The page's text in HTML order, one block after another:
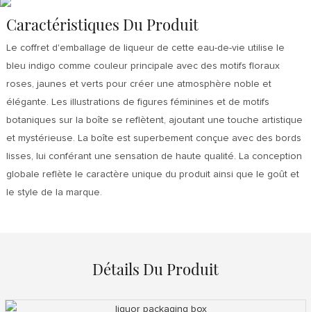
Caractéristiques Du Produit
Le coffret d'emballage de liqueur de cette eau-de-vie utilise le
bleu indigo comme couleur principale avec des motifs floraux
roses, jaunes et verts pour créer une atmosphère noble et
élégante. Les illustrations de figures féminines et de motifs
botaniques sur la boîte se reflètent, ajoutant une touche artistique
et mystérieuse. La boîte est superbement conçue avec des bords
lisses, lui conférant une sensation de haute qualité. La conception
globale reflète le caractère unique du produit ainsi que le goût et
le style de la marque.
Détails Du Produit